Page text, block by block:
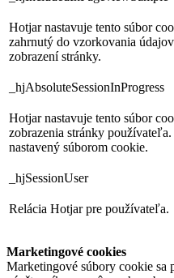
Hotjar nastavuje tento súbor
zahrnutý do vzorkovania
zobrazení stránky.
_hjAbsoluteSessionInProgress
Hotjar nastavuje tento súbor
zobrazenia stránky
nastavený súborom cookie.
_hjSessionUser
Relácia Hotjar pre používateľa.
Marketingové cookies
Marketingové súbory cookie sa